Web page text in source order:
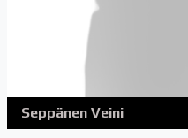
Seppänen Veini